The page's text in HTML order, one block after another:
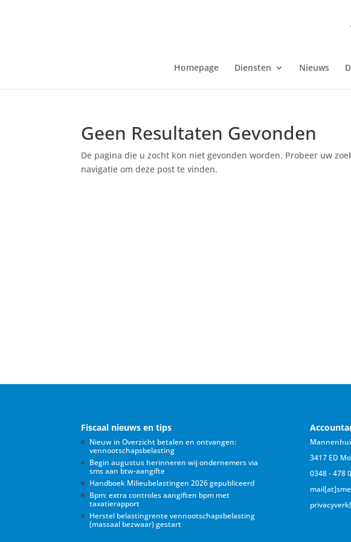
Homepage Diensten Nieuws
Geen Resultaten Gevonden
De pagina die u zocht kon niet gevonden worden. Probeer uw
navigatie om deze post te vinden.
Fiscaal nieuws en tips
Nieuw in Overzicht betalen en ontvangen:
vennootschapsbelasting
Begin augustus herinneren wij ondernemers via
sms aan btw-aangifte
Handboek Milieubelastingen 2026 gepubliceerd
Bpm: extra controles aangiften bpm met
taxatierapport
Herstel belastingrente vennootschapsbelasting
(massaal bezwaar) gestart
3417 ED
0348 - 478